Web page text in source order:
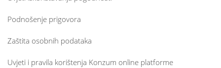
Podnošenje prigovora
Zaštita osobnih podataka
Uvjeti i pravila korištenja Konzum online platforme